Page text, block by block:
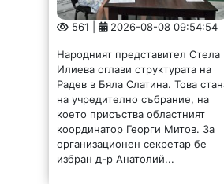
Илиева оглави структурата на
Радев в Бяла Слатина. Това стана
което присъства областният
координатор Георги Митов. За
организационен секретар бе
избран д-р Анатолий...
Владика, областен